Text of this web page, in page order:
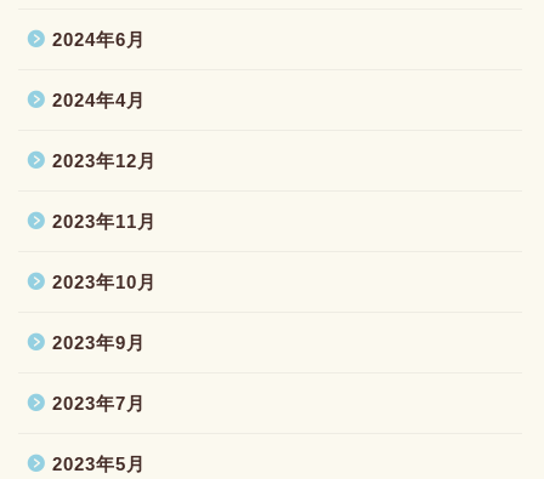
2024年6月
2024年4月
2023年12月
2023年11月
2023年10月
2023年9月
2023年7月
2023年5月